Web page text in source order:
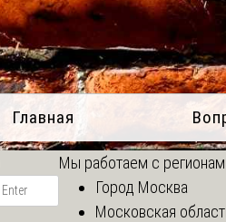
Главная
Мы работаем с
Город Москва
Московская